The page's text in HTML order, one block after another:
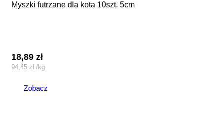
myszki futrzane dla kota 10szt. 5cm
18,89zł
94,45zł /kg
Zobacz